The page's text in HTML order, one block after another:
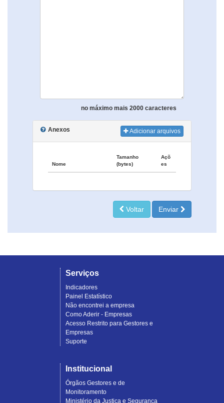
no máximo mais 2000 caracteres
Anexos Adicionar arquivos
Nome
Tamanho
(bytes)
Açõ
es
Voltar Enviar
Serviços
Indicadores
Painel Estatístico
Não encontrei a empresa
Como Aderir - Empresas
Acesso Restrito para Gestores e
Empresas
Suporte
Institucional
Órgãos Gestores e de
Monitoramento
Ministério da Justiça e Segurança